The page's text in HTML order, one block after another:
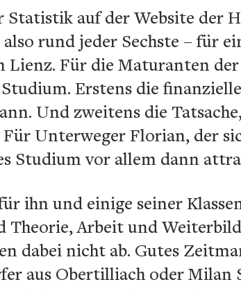
Statistik auf der Website der
also rund jeder Sechste – für
Lienz. Für die Maturanten
Erstens die
Und zweitens die
Für Unterweger Florian, der
Studium vor allem dann
ihn und einige seiner
Theorie, Arbeit und
dabei nicht ab. Gutes
aus Obertilliach oder Milan